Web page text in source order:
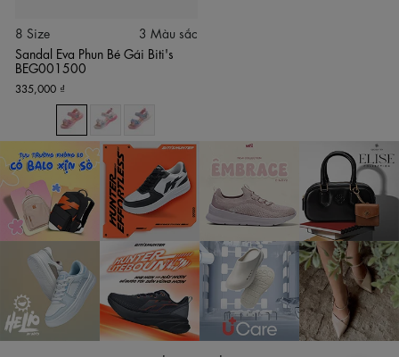
Màu sắc phối dịu nhẹ, tinh tế rất dễ mix nhiều kiểu quần
áo thời trang cho bé đi chơi, đi học, đi biển hay tham gia các
hoạt động ngoài trời
Sản phẩm hiện có 3 tông màu chính là Hồng, Trắng, Xanh
Dương cho bé tùy chọn
Do màn hình và điều kiện ánh sáng khác nhau, màu sắc
thực tế của sản phẩm có thể chênh lệch khoảng 3-5%.
Size giày
Sandal eva phun bé gái Biti's BEG001500 có đủ các size
từ 30 đến 37 phù hợp cho các bé độ tuổi tiểu học từ 5 đến
14 tuổi
Bảo hành
8 Size
3 Màu sắc
Sandal Eva Phun Bé Gái Biti's
BEG001500
335,000 ₫